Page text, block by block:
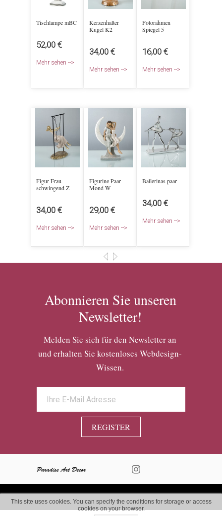
REGISTER
Melden Sie sich für den Newsletter an
und erhalten Sie kostenloses Webdesign-
Wissen.
Abonnieren Sie unseren
Newsletter!
Tischlampe mBC
52,00 €
Mehr sehen -->
Kerzenhalter
Kugel K2
34,00 €
Mehr sehen -->
Fotorahmen
Spiegel 5
16,00 €
Mehr sehen -->
Figur Frau
schwingend Z
34,00 €
Mehr sehen -->
Figurine Paar
Mond W
29,00 €
Mehr sehen -->
Ballerinas paar
34,00 €
Mehr sehen -->
This site uses cookies. You can specify the conditions for storage or access
cookies on your browser.